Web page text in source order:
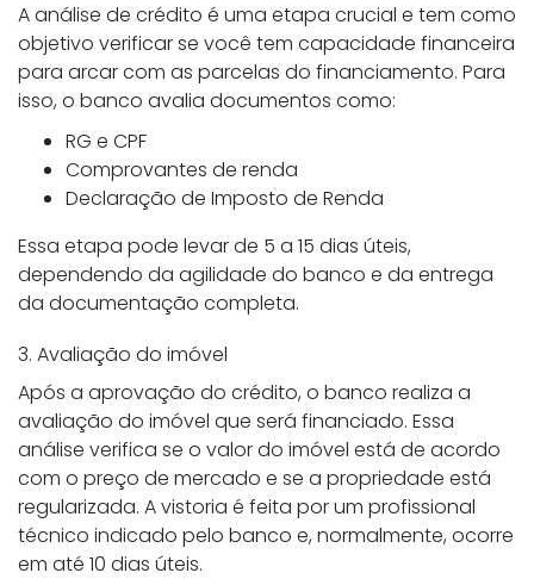
A análise de crédito é uma etapa crucial e tem como
objetivo verificar se você tem capacidade financeira
para arcar com as parcelas do financiamento. Para
isso, o banco avalia documentos como:
RG e CPF
Comprovantes de renda
Declaração de Imposto de Renda
Essa etapa pode levar de 5 a 15 dias úteis,
dependendo da agilidade do banco e da entrega
da documentação completa.
3. Avaliação do imóvel
Após a aprovação do crédito, o banco realiza a
avaliação do imóvel que será financiado. Essa
análise verifica se o valor do imóvel está de acordo
com o preço de mercado e se a propriedade está
regularizada. A vistoria é feita por um profissional
técnico indicado pelo banco e, normalmente, ocorre
em até 10 dias úteis.